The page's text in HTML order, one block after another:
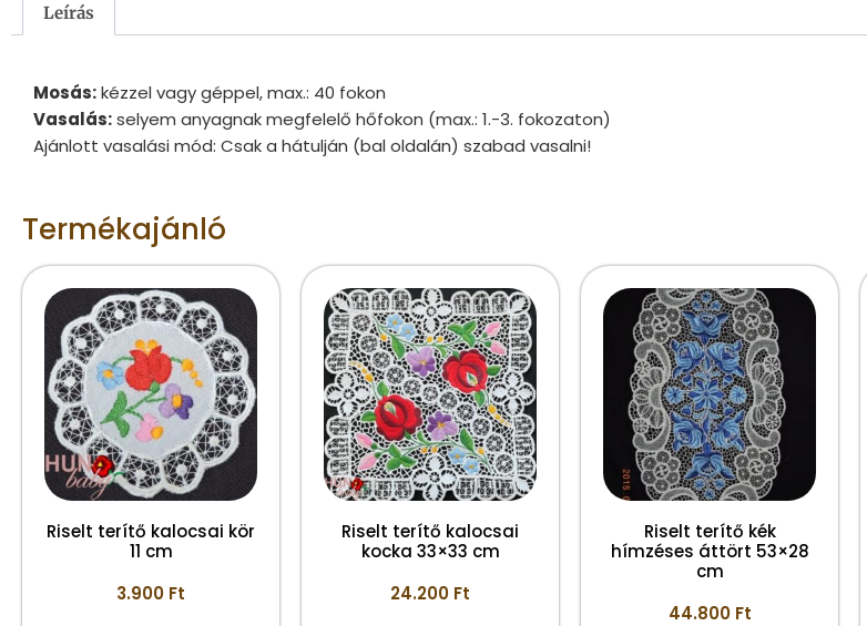
Leírás
Mosás:kézzel vagy géppel, max.: 40 fokon
Vasalás:selyem anyagnak megfelelő hőfokon (max.: 1.-3. fokozaton)
Ajánlott vasalási mód: Csak a hátulján (bal oldalán) szabad vasalni!
Termékajánló
Riselt terítő kalocsai kör
11 cm
3.900 Ft
Riselt terítő kalocsai
kocka 33×33 cm
24.200 Ft
Riselt terítő kék
hímzéses áttört 53×28
cm
44.800 Ft